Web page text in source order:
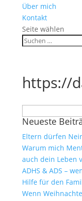
Über mich
Kontakt
Seite wählen
https://
nach:
Neueste
Eltern dürfen
Warum mich
auch dein Leben
ADHS & ADS –
Hilfe für den
Wenn